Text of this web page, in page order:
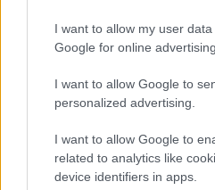
I want to allow my user
Google for online
I want to allow Google to
personalized advertising.
I want to allow Google to
related to analytics like
device identifiers in apps.
Διαβάζονται αυτή τη
Πυρόπληκτοι: Ποιοι
επιδότηση ενοικίου και
Τρίτη χρονιά με
Ρεάλ Μαδρίτης -
Πώς μπορείτε να